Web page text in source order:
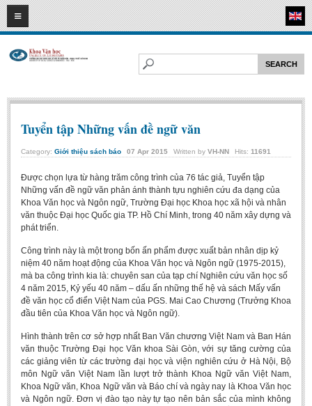
08 2026
HOME
Faculty of Literature
Departments
Department of Foreign Literatures and Comparative Literature
Department of Sinology-Nom Studies
Department of Arts Studies
Center of Sinology and Nom Studies
Images - Events
ACADEMIC
Undergraduate: Honor Degree
Postgraduate
LITERARY WRITINGS & TRANSLATING
Tuyển tập Những vấn đề ngữ văn
Category: Giới thiệu sách báo 07 Apr 2015 Written by VH-NN Hits: 11691
Được chọn lựa từ hàng trăm công trình của 76 tác giả, Tuyển tập
Những vấn đề ngữ văn phản ánh thành tựu nghiên cứu đa dạng của
Khoa Văn học và Ngôn ngữ, Trường Đại học Khoa học xã hội và nhân
văn thuộc Đại học Quốc gia TP. Hồ Chí Minh, trong 40 năm xây dựng và
phát triển.
Công trình này là một trong bốn ấn phẩm được xuất bản nhân dịp kỷ
niệm 40 năm hoạt động của Khoa Văn học và Ngôn ngữ (1975-2015),
mà ba công trình kia là: chuyên san của tạp chí Nghiên cứu văn học số
4 năm 2015, Kỷ yếu 40 năm – dấu ấn những thế hệ và sách Mấy vấn
đề văn học cổ điển Việt Nam của PGS. Mai Cao Chương (Trưởng Khoa
đầu tiên của Khoa Văn học và Ngôn ngữ).
Hình thành trên cơ sở hợp nhất Ban Văn chương Việt Nam và Ban Hán
văn thuộc Trường Đại học Văn khoa Sài Gòn, với sự tăng cường của
các giảng viên từ các trường đại học và viện nghiên cứu ở Hà Nội, Bộ
môn Ngữ văn Việt Nam lần lượt trở thành Khoa Ngữ văn Việt Nam,
Khoa Ngữ văn, Khoa Ngữ văn và Báo chí và ngày nay là Khoa Văn học
và Ngôn ngữ. Đơn vị đào tạo này tự tạo nên bản sắc của mình không